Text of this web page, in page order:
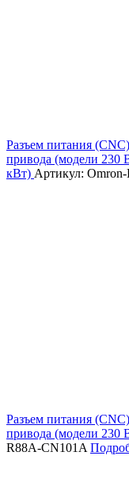
Разъем питания
привода (модели 230
кВт) Артикул:
Разъем питания
привода (модели 230
R88A-CN101A